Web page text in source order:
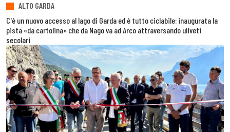
ALTO GARDA
C'è un nuovo accesso al lago di Garda ed è tutto ciclabile: inaugurata la
pista «da cartolina» che da Nago va ad Arco attraversando uliveti
secolari